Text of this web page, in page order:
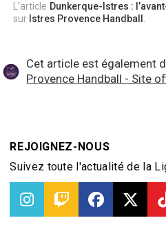
L’article Dunkerque-Istres :
sur Istres Provence Handball .
Cet article est également
Provence Handball - Site
REJOIGNEZ-NOUS
Suivez toute l'actualité de la